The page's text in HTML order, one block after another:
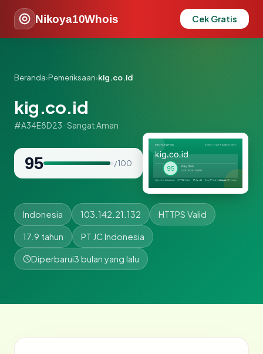
Nikoya10Whois Cek Gratis
Beranda›Pemeriksaan›kig.co.id
kig.co.id
#A34E8D23 · Sangat Aman
95 / 100
Indonesia 103.142.21.132 HTTPS Valid
17.9 tahun PT JC Indonesia
Diperbarui3 bulan yang lalu